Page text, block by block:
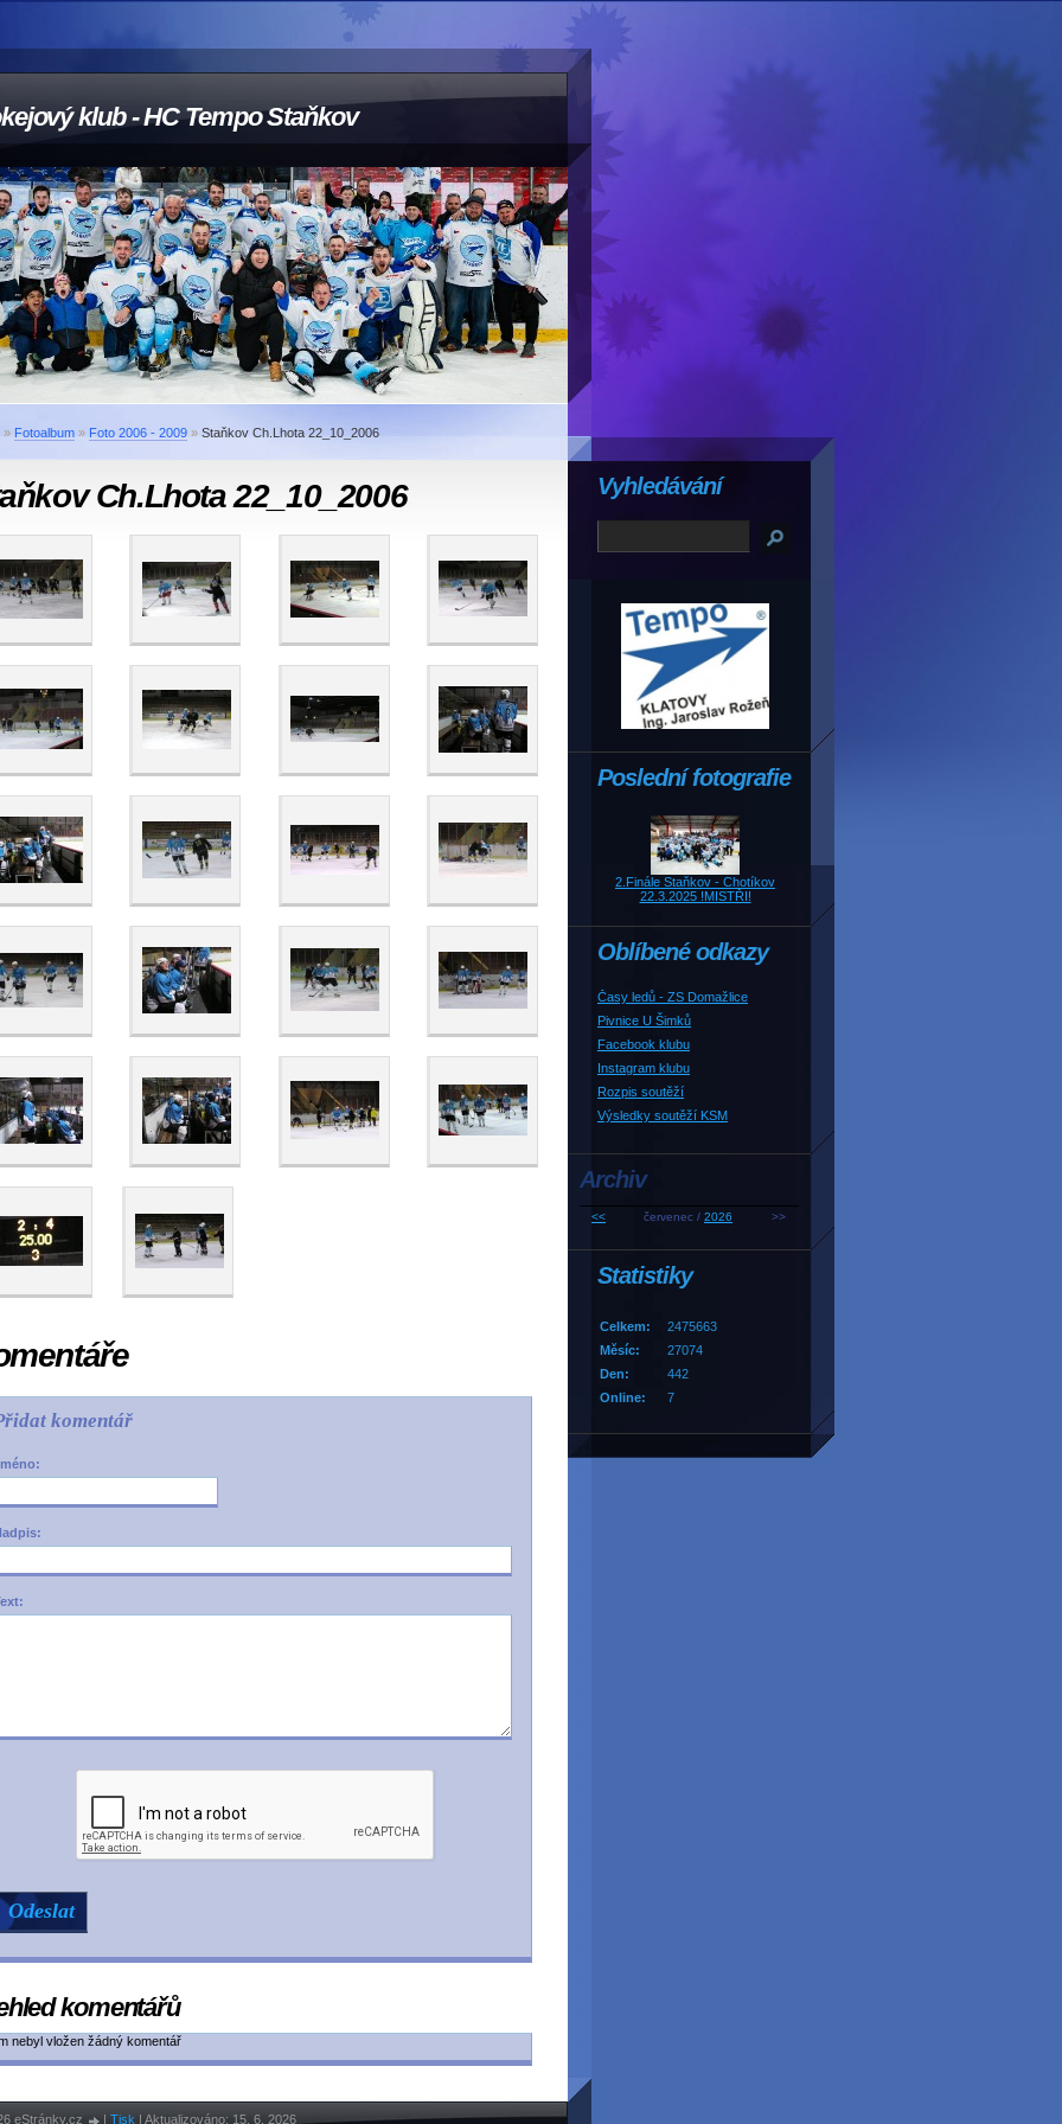
klub - HC Tempo Staňkov
» Fotoalbum » Foto 2006 - 2009 » Staňkov Ch.Lhota 22_10_2006
Ch.Lhota 22_10_2006
komentář
komentářů
nebyl vložen žádný komentář
Poslední fotografie
2.Finále Staňkov - Chotíkov
22.3.2025 !MISTŘI!
Oblíbené odkazy
Časy ledů - ZS Domažlice
Pivnice U Šimků
Facebook klubu
Instagram klubu
Rozpis soutěží
Výsledky soutěží KSM
Vyhledávání
Archiv
<< červenec / 2026 >>
Statistiky
Online: 7
Celkem:
2475663
Měsíc:
27074
Den:
442
eStránky.cz | Tisk | Aktualizováno: 15. 6. 2026